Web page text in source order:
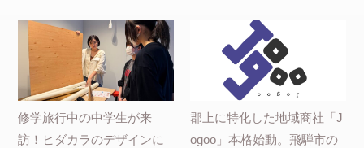
修学旅行中の中学生が来
訪！ヒダカラのデザインに
郡上に特化した地域商社「J
ogoo」本格始動。飛騨市の